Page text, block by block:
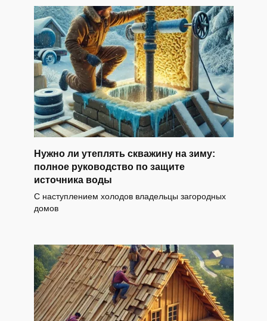
Нужно ли утеплять скважину на зиму:
полное руководство по защите
источника воды
С наступлением холодов владельцы загородных
домов